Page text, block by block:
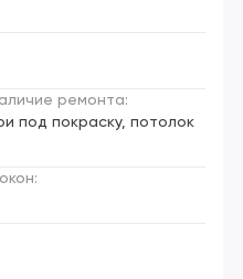
ремонта:
под покраску, потолок